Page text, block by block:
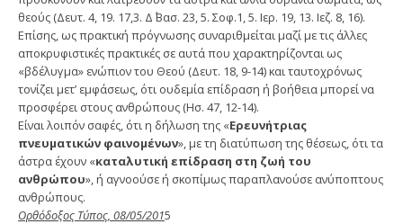
θεούς (Δευτ. 4, 19. 17,3. Δ΄ Βασ. 23, 5. Σοφ.1, 5. Ιερ. 19, 13. Ιεζ. 8, 16).
Επίσης, ως πρακτική πρόγνωσης συναριθμείται μαζί με τις άλλες
αποκρυφιστικές πρακτικές σε αυτά που χαρακτηρίζονται ως
«βδέλυγμα» ενώπιον του Θεού (Δευτ. 18, 9-14) και ταυτοχρόνως
τονίζει μετʼ εμφάσεως, ότι ουδεμία επίδραση ή βοήθεια μπορεί να
προσφέρει στους ανθρώπους (Ησ. 47, 12-14).
Είναι λοιπόν σαφές, ότι η δήλωση της «Ερευνήτριας
πνευματικών φαινομένων», με τη διατύπωση της θέσεως, ότι τα
άστρα έχουν «καταλυτική επίδραση στη ζωή του
ανθρώπου», ή αγνοούσε ή σκοπίμως παραπλανούσε ανύποπτους
ανθρώπους.
Ορθόδοξος Τύπος, 08/05/2015